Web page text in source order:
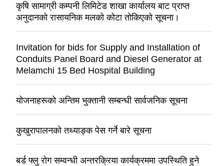
कृषि सामाग्री कम्पनी लिमिटेड शाखा कार्यालय बाट प्राप्त
अनुदानको रासायनिक मलको कोटा तोकिएको सूचना।
Invitation for bids for Supply and Installation of
Conduits Panel Board and Diesel Generator at
Melamchi 15 Bed Hospital Building
योजनाहरूको अन्तिम भुक्तानी सम्बन्धी सार्वजनिक सूचना
कुखुरापालनको तथ्याङ्क पेस गर्ने बारे सूचना
बर्ड फ्लु रोग सम्वन्धी अन्तरक्रिया कार्यक्रममा उपस्थिति हुने